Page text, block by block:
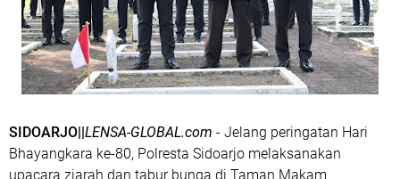
SIDOARJO||LENSA-GLOBAL.com - Jelang peringatan Hari
Bhayangkara ke-80, Polresta Sidoarjo melaksanakan
upacara ziarah dan tabur bunga di Taman Makam